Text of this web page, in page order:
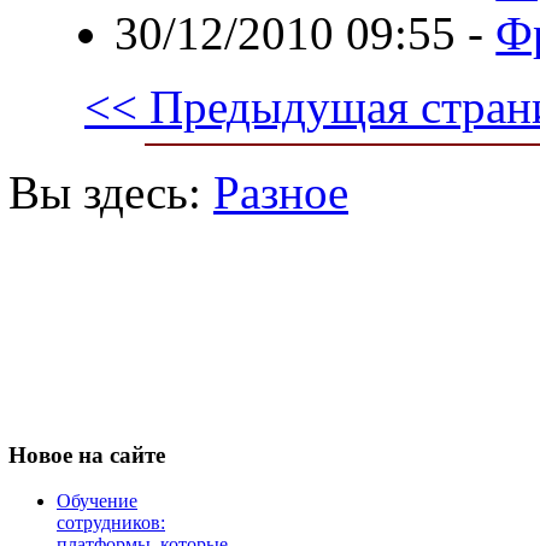
30/12/2010 09:55 -
<< Предыдущая
Вы здесь: Разное
Новое на сайте
Обучение
сотрудников: